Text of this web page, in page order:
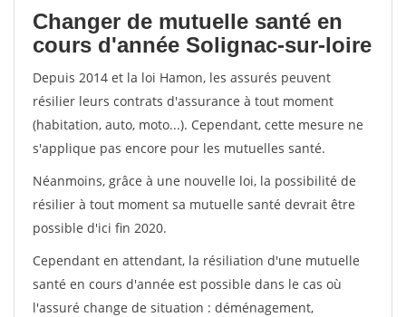
Changer de mutuelle santé en
cours d'année Solignac-sur-loire
Depuis 2014 et la loi Hamon, les assurés peuvent
résilier leurs contrats d'assurance à tout moment
(habitation, auto, moto...). Cependant, cette mesure ne
s'applique pas encore pour les mutuelles santé.
Néanmoins, grâce à une nouvelle loi, la possibilité de
résilier à tout moment sa mutuelle santé devrait être
possible d'ici fin 2020.
Cependant en attendant, la résiliation d'une mutuelle
santé en cours d'année est possible dans le cas où
l'assuré change de situation : déménagement,